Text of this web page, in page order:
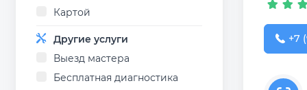
Картой
Другие услуги
Выезд мастера
Бесплатная диагностика
+7
+7